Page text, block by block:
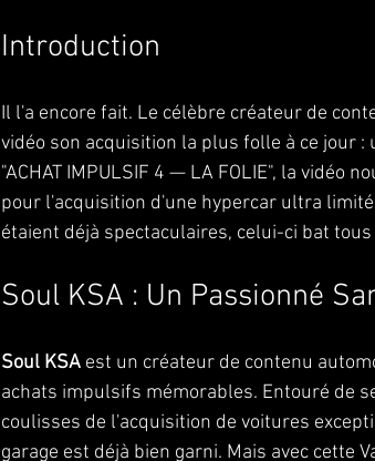
Introduction
Il l'a encore fait. Le célèbre créateur de
vidéo son acquisition la plus folle à ce jour :
"ACHAT IMPULSIF 4 — LA FOLIE", la vidéo
pour l'acquisition d'une hypercar ultra
étaient déjà spectaculaires, celui-ci bat
Soul KSA : Un Passionné
Soul KSA est un créateur de contenu
achats impulsifs mémorables. Entouré de
coulisses de l'acquisition de voitures
garage est déjà bien garni. Mais avec cette